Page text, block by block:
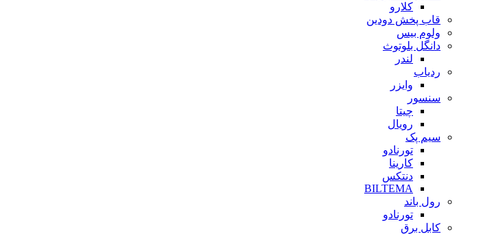
کلارو
قاب پخش دودین
ولوم بیس
دانگل بلوتوث
لندر
ردیاب
وایزر
سنسور
چیتا
رویال
سیم پک
تورنادو
کارینا
دنتکس
BILTEMA
رول باند
تورنادو
کابل برق